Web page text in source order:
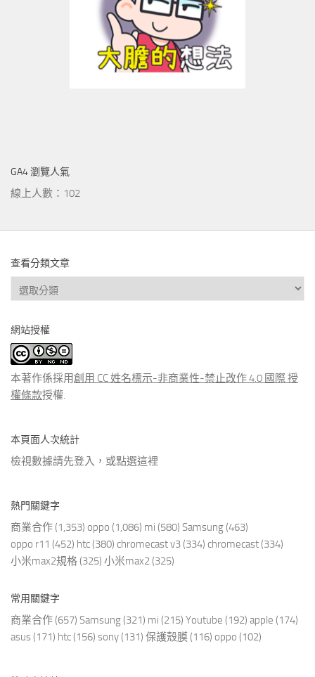
GA4 瀏覽人氣
線上人數：102
查看分類文章
查
看
類
文
章
網站授權
本著作係採用創用 CC 姓名標示-非商業性-禁止改作 4.0 國際 授
權條款授權.
本頁面人次統計
檢視數據請先登入，或點選這裡
熱門關鍵字
商業合作 (1,353) oppo (1,086) mi (580) Samsung (463)
oppo r11 (452) htc (380) chromecast v3 (334) chromecast (334)
小米max2規格 (325) 小米max2 (325)
常用關鍵字
商業合作 (657) Samsung (321) mi (215) Youtube (192) apple (174)
asus (171) htc (156) sony (131) 保護殼膜 (116) oppo (102)